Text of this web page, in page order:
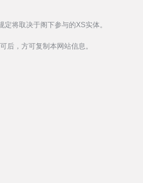
将取决于阁下参与的XS实体。
后，方可复制本网站信息。